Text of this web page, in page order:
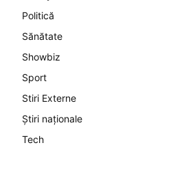
Politică
Sănătate
Showbiz
Sport
Stiri Externe
Știri naționale
Tech